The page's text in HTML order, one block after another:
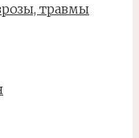
травмы